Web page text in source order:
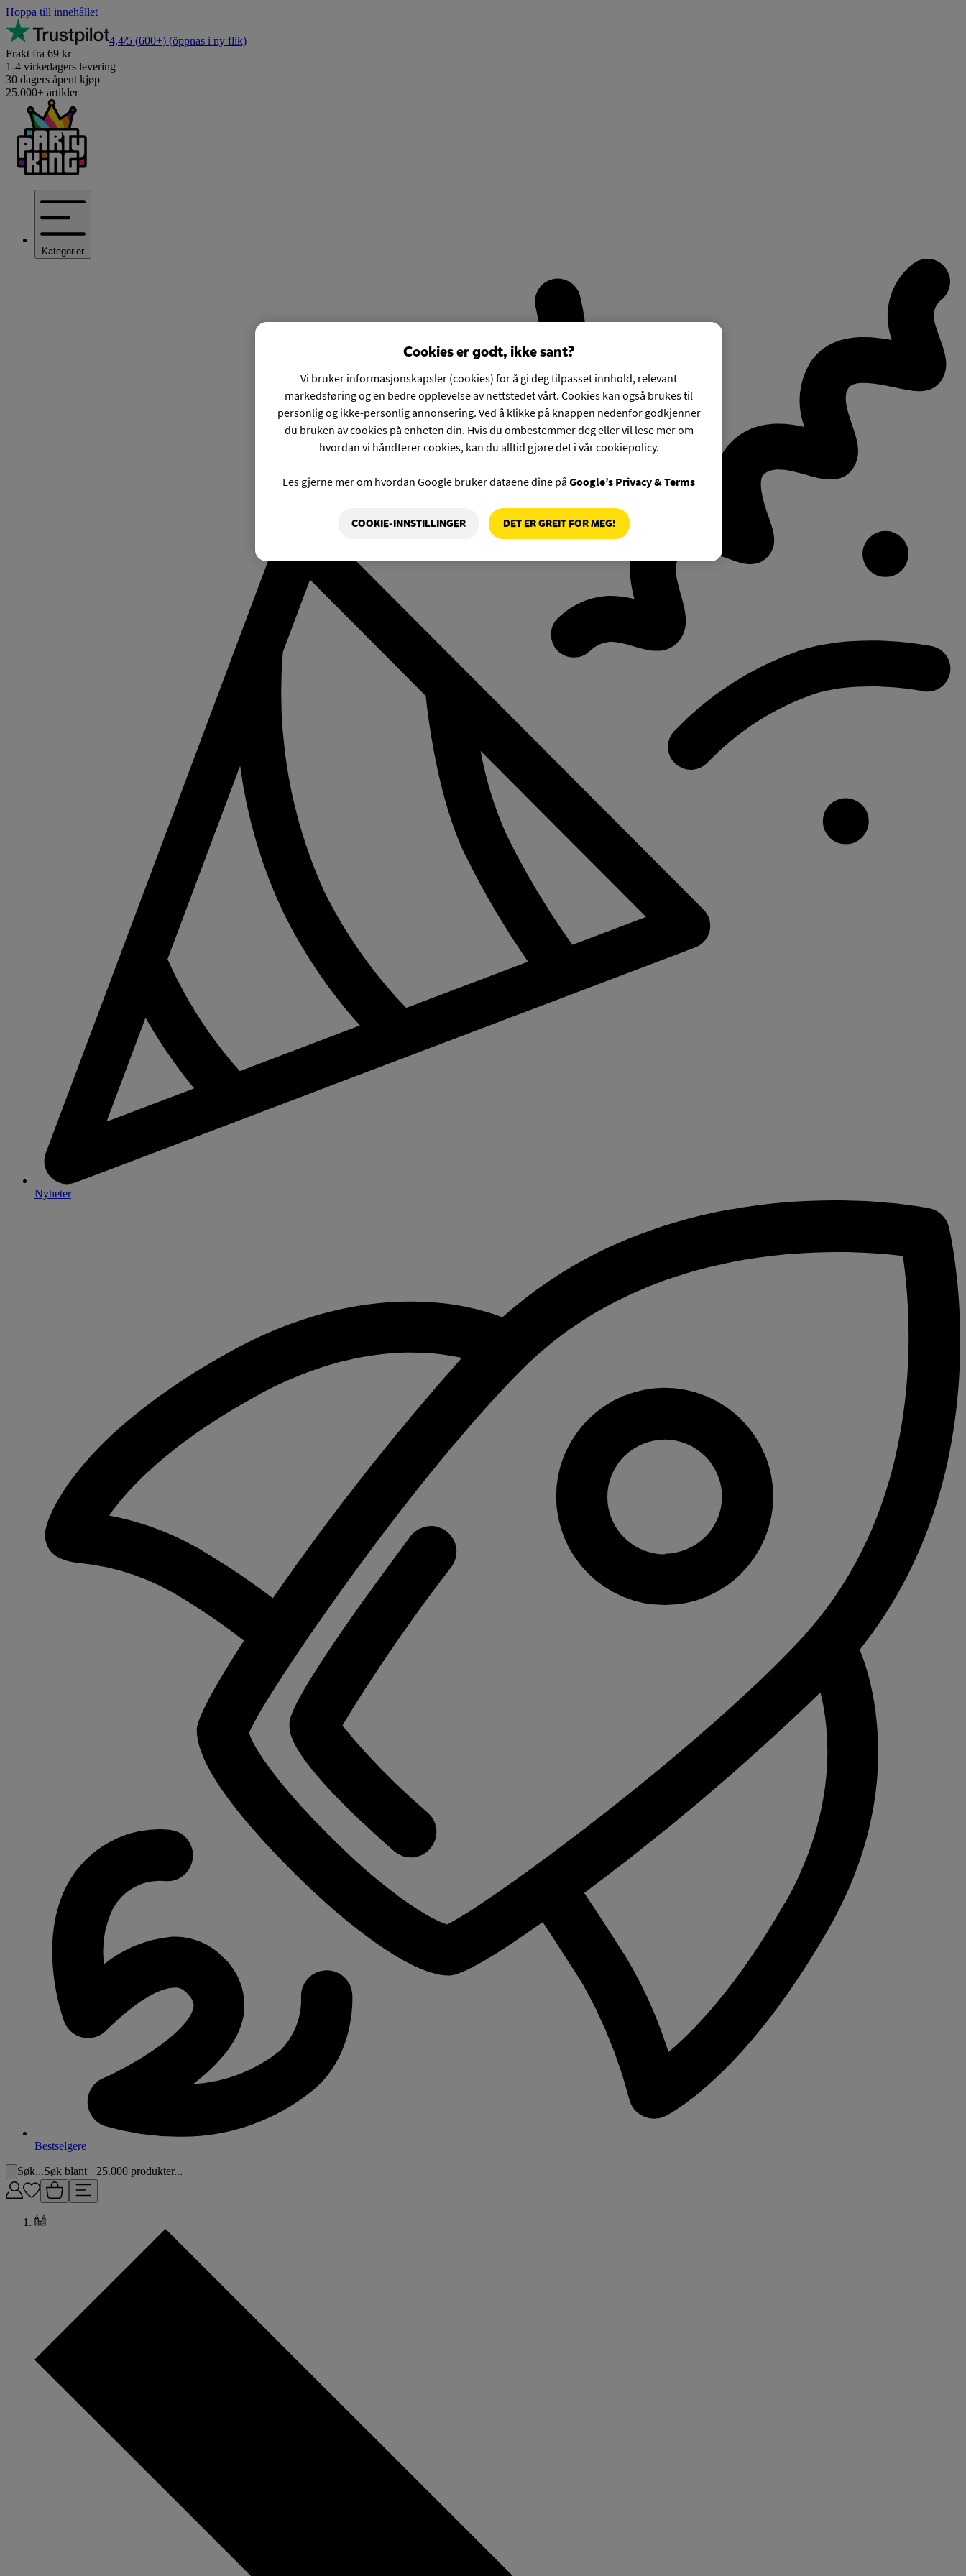
Hoppa till innehållet
4,4/5 (600+) (öppnas i ny flik)
Frakt fra 69 kr
1-4 virkedagers levering
30 dagers åpent kjøp
25.000+ artikler
Kategorier
Nyheter
Bestselgere
Søk...Søk blant +25.000 produkter...
Cookies er godt, ikke sant?
Vi bruker informasjonskapsler (cookies) for å gi deg tilpasset innhold, relevant
markedsføring og en bedre opplevelse av nettstedet vårt. Cookies kan også brukes til
personlig og ikke-personlig annonsering. Ved å klikke på knappen nedenfor godkjenner
du bruken av cookies på enheten din. Hvis du ombestemmer deg eller vil lese mer om
hvordan vi håndterer cookies, kan du alltid gjøre det i vår cookiepolicy.
Les gjerne mer om hvordan Google bruker dataene dine på Google’s Privacy & Terms
COOKIE-INNSTILLINGER DET ER GREIT FOR MEG!